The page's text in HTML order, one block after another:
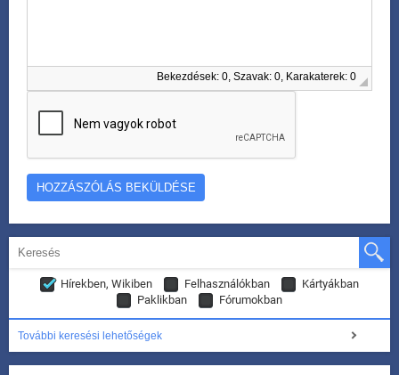
Bekezdések: 0, Szavak: 0, Karakaterek: 0
Hírekben, Wikiben Felhasználókban
Kártyákban
Paklikban
Fórumokban
További keresési lehetőségek